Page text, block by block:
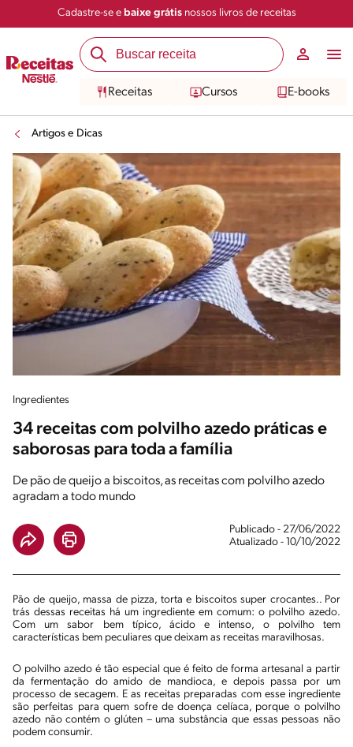
Cadastre-se e baixe grátisnossos livros de receitas
Receitas Cursos E-books
Artigos e Dicas
Ingredientes
34 receitas com polvilho azedo práticas e
saborosas para toda a família
De pão de queijo a biscoitos, as receitas com polvilho azedo
agradam a todo mundo
Publicado - 27/06/2022
Atualizado - 10/10/2022
Pão de queijo, massa de pizza, torta e biscoitos super crocantes.. Por
trás dessas receitas há um ingrediente em comum: o polvilho azedo.
Com um sabor bem típico, ácido e intenso, o polvilho tem
características bem peculiares que deixam as receitas maravilhosas.
O polvilho azedo é tão especial que é feito de forma artesanal a partir
da fermentação do amido de mandioca, e depois passa por um
processo de secagem. E as receitas preparadas com esse ingrediente
são perfeitas para quem sofre de doença celíaca, porque o polvilho
azedo não contém o glúten – uma substância que essas pessoas não
podem consumir.